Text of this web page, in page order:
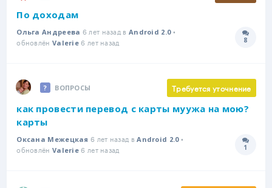
По доходам
Ольга Андреева 6 лет назад в Android 2.0•
обновлён Valerie 6 лет назад 8
ВОПРОСЫ Требуется уточнение
как провести перевод с карты муужа на мою?
карты
Оксана Межецкая 6 лет назад вAndroid 2.0•
обновлён Valerie 6 лет назад 1